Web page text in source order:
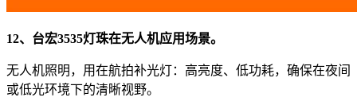
12、台宏3535灯珠在无人机应用场景。
无人机照明，用在航拍补光灯：高亮度、低功耗，确保在夜间
或低光环境下的清晰视野。